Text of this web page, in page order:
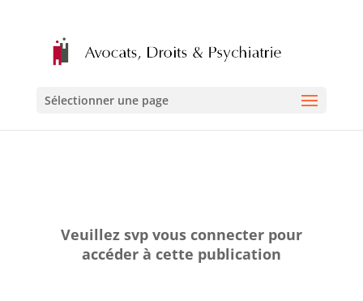
Sélectionner une page
Veuillez svp vous connecter pour
accéder à cette publication